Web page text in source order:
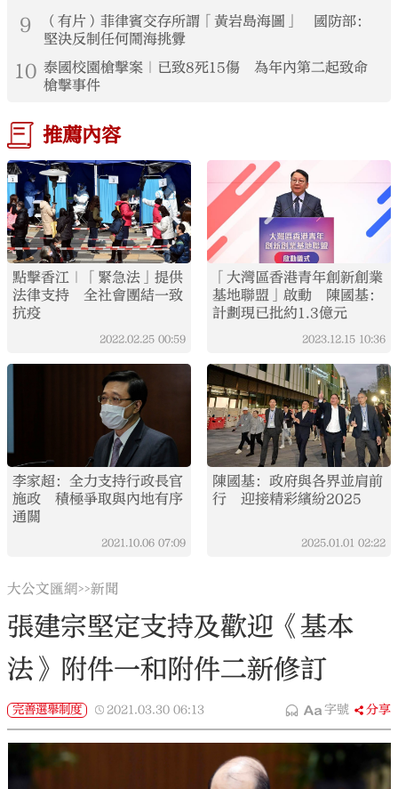
9
（有片）菲律賓交存所謂「黃岩島海圖」 國防部：
堅決反制任何鬧海挑釁
10 泰國校園槍擊案｜已致8死15傷 為年內第二起致命
槍擊事件
推薦內容
點擊香江｜「緊急法」提供
法律支持 全社會團結一致
抗疫
2022.02.25 00:59
「大灣區香港青年創新創業
基地聯盟」啟動 陳國基：
計劃現已批約1.3億元
2023.12.15 10:36
李家超：全力支持行政長官
施政 積極爭取與內地有序
通關
2021.10.06 07:09
陳國基：政府與各界並肩前
行 迎接精彩繽紛2025
2025.01.01 02:22
大公文匯網>>新聞
張建宗堅定支持及歡迎《基本
法》附件一和附件二新修訂
完善選舉制度 2021.03.30 06:13 字號 分享